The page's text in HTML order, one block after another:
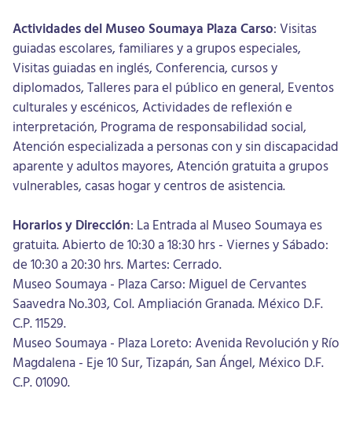
Actividades del Museo Soumaya Plaza Carso: Visitas
guiadas escolares, familiares y a grupos especiales,
Visitas guiadas en inglés, Conferencia, cursos y
diplomados, Talleres para el público en general, Eventos
culturales y escénicos, Actividades de reflexión e
interpretación, Programa de responsabilidad social,
Atención especializada a personas con y sin discapacidad
aparente y adultos mayores, Atención gratuita a grupos
vulnerables, casas hogar y centros de asistencia.
Horarios y Dirección: La Entrada al Museo Soumaya es
gratuita. Abierto de 10:30 a 18:30 hrs - Viernes y Sábado:
de 10:30 a 20:30 hrs. Martes: Cerrado.
Museo Soumaya - Plaza Carso: Miguel de Cervantes
Saavedra No.303, Col. Ampliación Granada. México D.F.
C.P. 11529.
Museo Soumaya - Plaza Loreto: Avenida Revolución y Río
Magdalena - Eje 10 Sur, Tizapán, San Ángel, México D.F.
C.P. 01090.